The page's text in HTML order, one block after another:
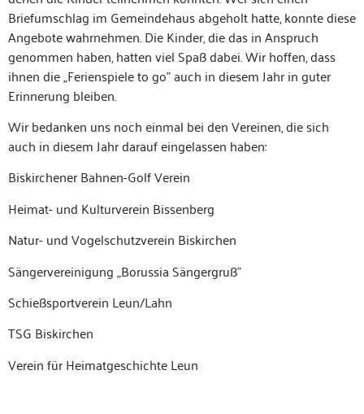
Briefum­schlag im Gemein­de­haus abge­holt hat­te, kon­nte diese
Ange­bote wahrnehmen. Die Kinder, die das in Anspruch
genom­men haben, hat­ten viel Spaß dabei. Wir hof­fen, dass
ihnen die „Ferien­spiele to go” auch in diesem Jahr in guter
Erin­nerung bleiben.
Wir bedanken uns noch ein­mal bei den Vere­inen, die sich
auch in diesem Jahr darauf ein­ge­lassen haben:
Biskirch­en­er Bah­nen-Golf Verein
Heimat- und Kul­turvere­in Bissenberg
Natur- und Vogelschutzvere­in Biskirchen
Sängervere­ini­gung „Borus­sia Sängergruß”
Schießs­portvere­in Leun/Lahn
TSG Biskirchen
Vere­in für Heimat­geschichte Leun